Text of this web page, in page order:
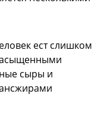
ест слишком
сыры и